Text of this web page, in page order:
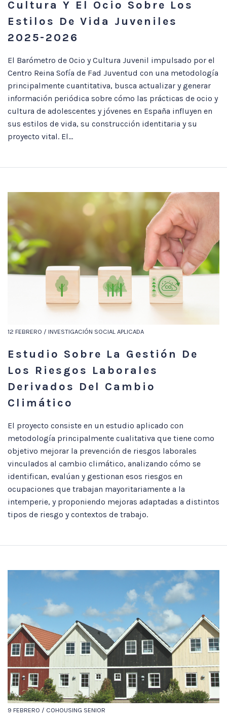
Cultura Y El Ocio Sobre Los
Estilos De Vida Juveniles
2025-2026
El Barómetro de Ocio y Cultura Juvenil impulsado por el
Centro Reina Sofía de Fad Juventud con una metodología
principalmente cuantitativa, busca actualizar y generar
información periódica sobre cómo las prácticas de ocio y
cultura de adolescentes y jóvenes en España influyen en
sus estilos de vida, su construcción identitaria y su
proyecto vital. El...
12 FEBRERO / INVESTIGACIÓN SOCIAL APLICADA
Estudio Sobre La Gestión De
Los Riesgos Laborales
Derivados Del Cambio
Climático
El proyecto consiste en un estudio aplicado con
metodología principalmente cualitativa que tiene como
objetivo mejorar la prevención de riesgos laborales
vinculados al cambio climático, analizando cómo se
identifican, evalúan y gestionan esos riesgos en
ocupaciones que trabajan mayoritariamente a la
intemperie, y proponiendo mejoras adaptadas a distintos
tipos de riesgo y contextos de trabajo.
9 FEBRERO / COHOUSING SENIOR